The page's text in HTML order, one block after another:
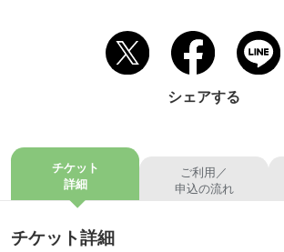
シェアする
チケット
詳細
ご利用／
申込の流れ
チケット詳細